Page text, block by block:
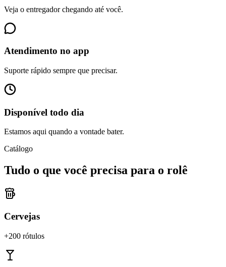
Veja o entregador chegando até você.
Atendimento no app
Suporte rápido sempre que precisar.
Disponível todo dia
Estamos aqui quando a vontade bater.
Catálogo
Tudo o que você precisa para o rolê
Cervejas
+200 rótulos